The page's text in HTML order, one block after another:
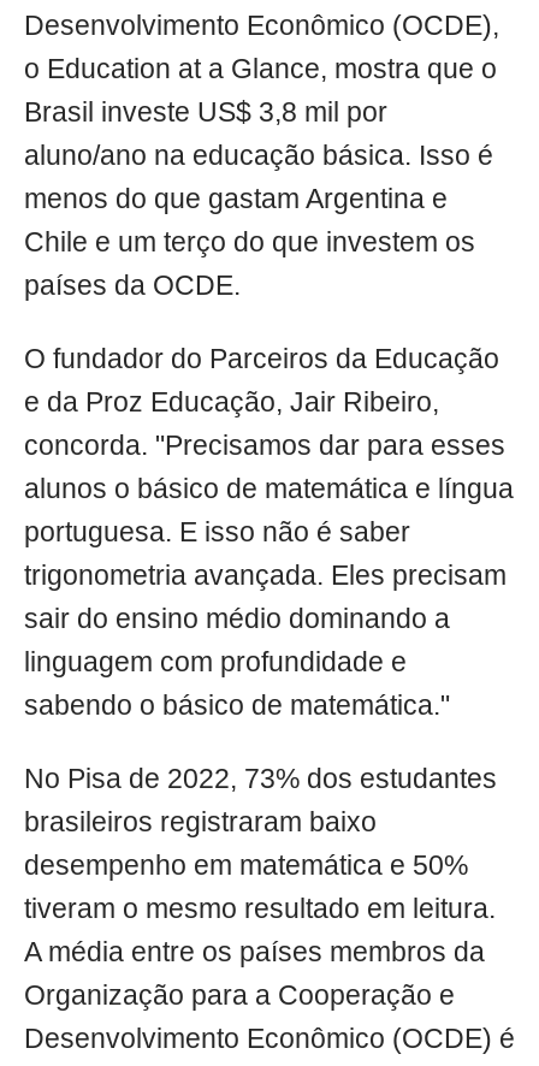
Desenvolvimento Econômico (OCDE),
o Education at a Glance, mostra que o
Brasil investe US$ 3,8 mil por
aluno/ano na educação básica. Isso é
menos do que gastam Argentina e
Chile e um terço do que investem os
países da OCDE.
O fundador do Parceiros da Educação
e da Proz Educação, Jair Ribeiro,
concorda. "Precisamos dar para esses
alunos o básico de matemática e língua
portuguesa. E isso não é saber
trigonometria avançada. Eles precisam
sair do ensino médio dominando a
linguagem com profundidade e
sabendo o básico de matemática."
No Pisa de 2022, 73% dos estudantes
brasileiros registraram baixo
desempenho em matemática e 50%
tiveram o mesmo resultado em leitura.
A média entre os países membros da
Organização para a Cooperação e
Desenvolvimento Econômico (OCDE) é